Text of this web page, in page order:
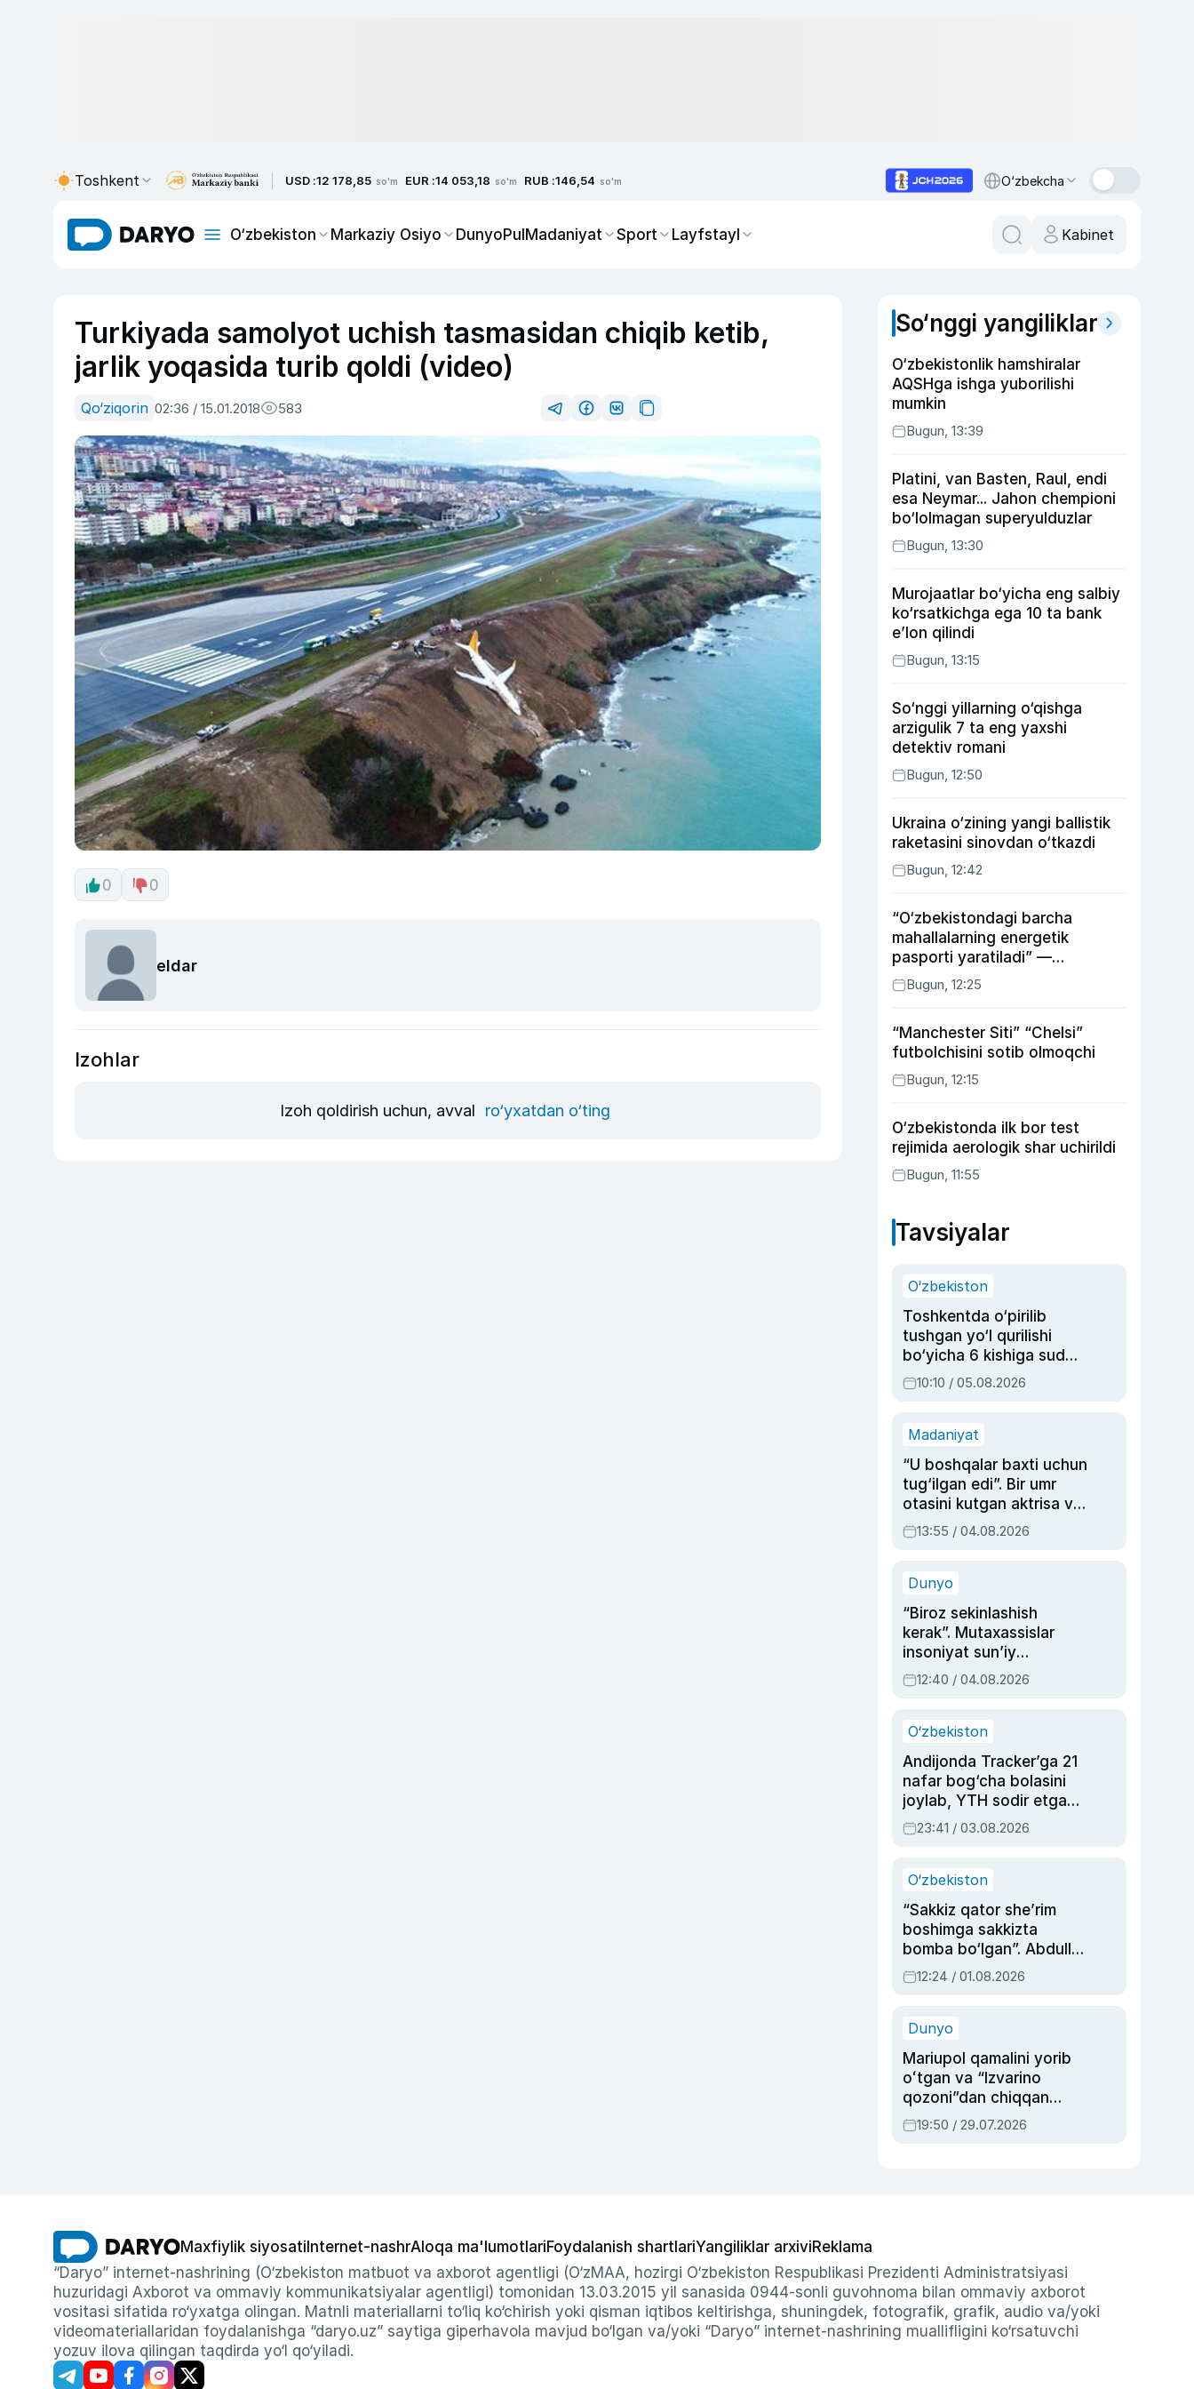
Toshkent USD :12 178,85 so'm EUR :14 053,18 so'm RUB :146,54 so'm O‘zbekcha
O‘zbekiston Markaziy Osiyo DunyoPulMadaniyat Sport Layfstayl Kabinet
Turkiyada samolyot uchish tasmasidan chiqib ketib,
jarlik yoqasida turib qoldi (video)
Qo‘ziqorin 02:36 / 15.01.2018 583
0 0
eldar
Izohlar
Izoh qoldirish uchun, avval ro‘yxatdan o‘ting
So‘nggi yangiliklar
O‘zbekistonlik hamshiralar
AQSHga ishga yuborilishi
mumkin
Bugun, 13:39
Platini, van Basten, Raul, endi
esa Neymar... Jahon chempioni
bo‘lolmagan superyulduzlar
Bugun, 13:30
Murojaatlar bo‘yicha eng salbiy
ko‘rsatkichga ega 10 ta bank
e’lon qilindi
Bugun, 13:15
So‘nggi yillarning o‘qishga
arzigulik 7 ta eng yaxshi
detektiv romani
Bugun, 12:50
Ukraina o‘zining yangi ballistik
raketasini sinovdan o‘tkazdi
Bugun, 12:42
“O‘zbekistondagi barcha
mahallalarning energetik
pasporti yaratiladi” —
energetika vaziri
Bugun, 12:25
“Manchester Siti” “Chelsi”
futbolchisini sotib olmoqchi
Bugun, 12:15
O‘zbekistonda ilk bor test
rejimida aerologik shar uchirildi
Bugun, 11:55
Tavsiyalar
O‘zbekiston
Toshkentda o‘pirilib
tushgan yo‘l qurilishi
bo‘yicha 6 kishiga sud
hukmi o‘qildi
10:10 / 05.08.2026
Madaniyat
“U boshqalar baxti uchun
tug‘ilgan edi”. Bir umr
otasini kutgan aktrisa va
dublyaj ustasi Rimma
Ahmedovaning
13:55 / 04.08.2026
Dunyo
“Biroz sekinlashish
kerak”. Mutaxassislar
insoniyat sun’iy
intellektni boshqara
olmay qolishidan xavotir
12:40 / 04.08.2026
O‘zbekiston
Andijonda Tracker’ga 21
nafar bog‘cha bolasini
joylab, YTH sodir etgan
ayolga sud hukmi o‘qildi
23:41 / 03.08.2026
O‘zbekiston
“Sakkiz qator she’rim
boshimga sakkizta
bomba bo‘lgan”. Abdulla
Oripovni siyosiy
ayblovlardan asrab
12:24 / 01.08.2026
Dunyo
Mariupol qamalini yorib
oʻtgan va “Izvarino
qozoni”dan chiqqan
qahramon — Ukraina
armiyasi bosh
19:50 / 29.07.2026
Maxfiylik siyosati Internet-nashrAloqa ma'lumotlariFoydalanish shartlariYangiliklar arxiviReklama
“Daryo” internet-nashrining (O‘zbekiston matbuot va axborot agentligi (O‘zMAA, hozirgi O‘zbekiston Respublikasi Prezidenti Administratsiyasi
huzuridagi Axborot va ommaviy kommunikatsiyalar agentligi) tomonidan 13.03.2015 yil sanasida 0944-sonli guvohnoma bilan ommaviy axborot
vositasi sifatida ro‘yxatga olingan. Matnli materiallarni to‘liq ko‘chirish yoki qisman iqtibos keltirishga, shuningdek, fotografik, grafik, audio va/yoki
videomateriallaridan foydalanishga “daryo.uz” saytiga giperhavola mavjud bo‘lgan va/yoki “Daryo” internet-nashrining muallifligini ko‘rsatuvchi
yozuv ilova qilingan taqdirda yo‘l qo‘yiladi.